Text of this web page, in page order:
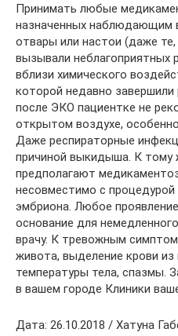
Принимать любые
назначенных наблюдающим
отвары или настои (даже
вызывали неблагоприятных
вблизи химического
которой недавно
после ЭКО пациентке не
открытом воздухе,
Даже респираторные
причиной выкидыша. К тому
предполагают
несовместимо с
эмбриона. Любое
основание для
врачу. К тревожным
живота, выделение крови
температуры тела, спазмы.
в вашем городе Клиники
Дата: 26.10.2018 / Хатуна